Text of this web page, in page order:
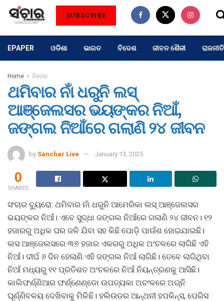
SUBSCRIBE
EPAPER ଓଡିଶା ଭାରତ ବିଦେଶ ଜୀବନ ଶୈଳୀ ରାଜନୀତି
Home ବିଦେଶ
ଥମିବାର ନାଁ ଧରୁନି ଲସ୍
ଆଞ୍ଜେଲସର ଭୟଙ୍କର ନିଆଁ,
ଜଙ୍ଗଲ ନିଆଁରେ ଗଲାଣି ୨୪ ଜୀବନ
by Sanchar Live January 13, 2025
0
SHARES
ସଂଚାର ବ୍ୟୁରୋ: ଥମିବାର ନାଁ ଧରୁନି ଆମେରିକା ଲସ୍ ଆଞ୍ଜେଲସର
ଭୟଙ୍କର ନିଆଁ। ଏବେ ସୁଦ୍ଧା ଜଙ୍ଗଲ ନିଆଁରେ ଗଲାଣି ୨୪ ଜୀବନ। ୧୨
ହଜାରରୁ ଅଧିକ ଘର ଜଳି ଯିବା ସହ କିଛି ପୋଡ଼ି ପାଉଁଶ ହୋଇଯାଇଛି।
ଲସ ଆଞ୍ଜେଲସରେ ୩୭ ହଜାର ଏକରରୁ ଅଧିକ ଅଂଚଳରେ ଲାଗିଛି ଏହି
ନିଆଁ। ଦୀର୍ଘ ୬ ଦିନ ହେଲାଣି ଏହି ଜଙ୍ଗଲ ନିଆଁ ଲାଗିଛି। ତେବେ ଲାଗିଥିବା
ନିଆଁ ମଧ୍ୟରୁ ୧୧ ପ୍ରତିଶତ ଅଂଚଳରେ ନିଆଁ ନିୟନ୍ତ୍ରଣକୁ ଆସିଛି।
କାଲିଫର୍ଣ୍ଣିଆର ଫର୍ଣ୍ଣେଣ୍ଡୋ ଉପତ୍ୟକା ଅଚଂଳରେ ଅଗ୍ନି
ଘୂର୍ଣ୍ଣିବଳୟ ଦେଖିବାକୁ ମିଳିଛି। ହଲିଉଡର ଆନ୍ଥନୀ ହପକିନ୍ସ, ପେରିସ